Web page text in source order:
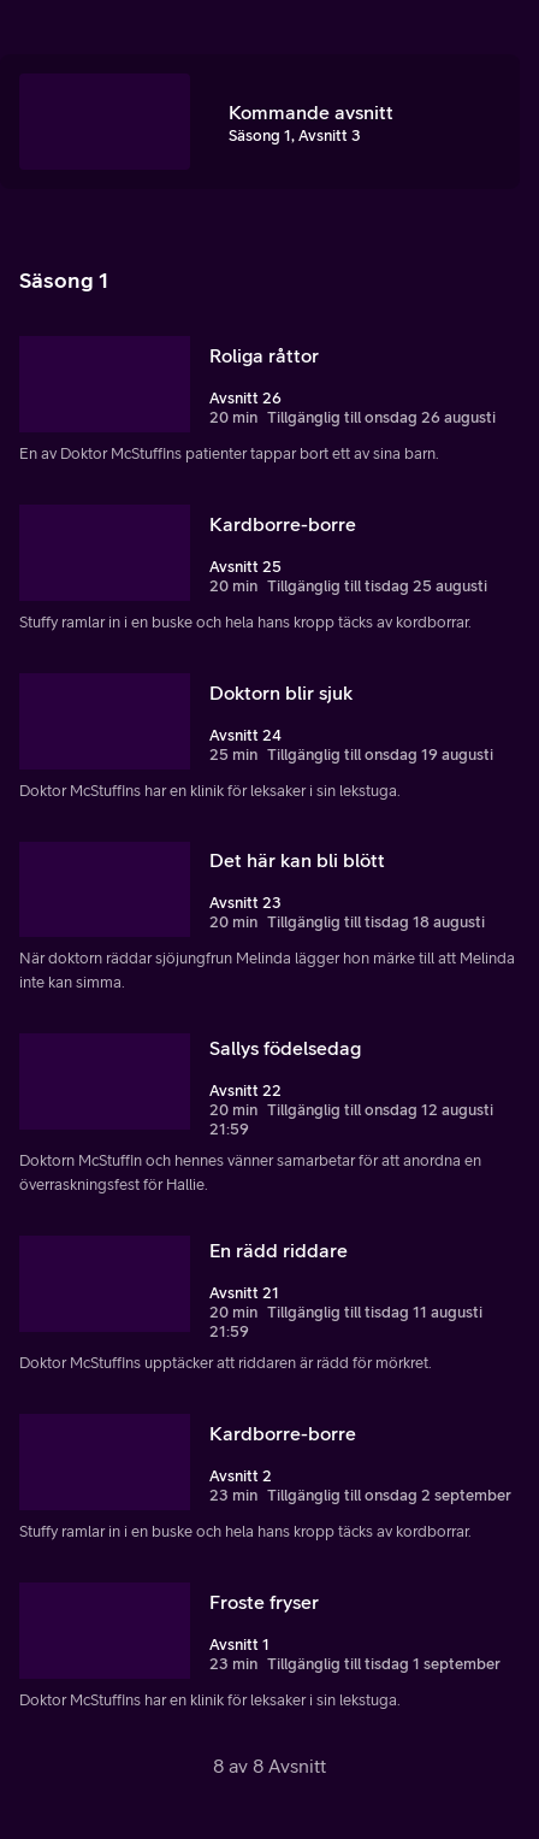
Kommande avsnitt
Säsong 1, Avsnitt 3
Säsong 1
Roliga råttor
Avsnitt 26
20 min Tillgänglig till onsdag 26 augusti
En av Doktor McStuffins patienter tappar bort ett av sina barn.
Kardborre-borre
Avsnitt 25
20 min Tillgänglig till tisdag 25 augusti
Stuffy ramlar in i en buske och hela hans kropp täcks av kordborrar.
Doktorn blir sjuk
Avsnitt 24
25 min Tillgänglig till onsdag 19 augusti
Doktor McStuffins har en klinik för leksaker i sin lekstuga.
Det här kan bli blött
Avsnitt 23
20 min Tillgänglig till tisdag 18 augusti
När doktorn räddar sjöjungfrun Melinda lägger hon märke till att Melinda
inte kan simma.
Sallys födelsedag
Avsnitt 22
20 min Tillgänglig till onsdag 12 augusti
21:59
Doktorn McStuffin och hennes vänner samarbetar för att anordna en
överraskningsfest för Hallie.
En rädd riddare
Avsnitt 21
20 min Tillgänglig till tisdag 11 augusti
21:59
Doktor McStuffins upptäcker att riddaren är rädd för mörkret.
Kardborre-borre
Avsnitt 2
23 min Tillgänglig till onsdag 2 september
Stuffy ramlar in i en buske och hela hans kropp täcks av kordborrar.
Froste fryser
Avsnitt 1
23 min Tillgänglig till tisdag 1 september
Doktor McStuffins har en klinik för leksaker i sin lekstuga.
8 av 8 Avsnitt